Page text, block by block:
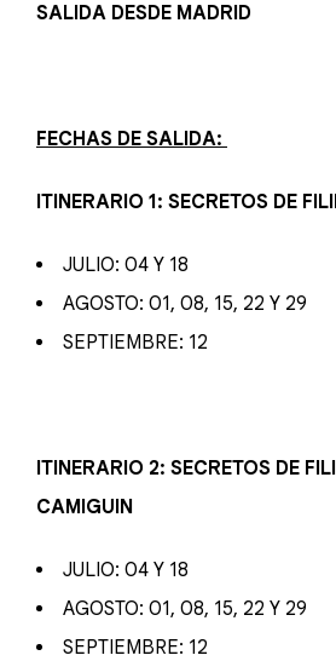
SALIDA DESDE MADRID
FECHAS DE SALIDA:
ITINERARIO 1: SECRETOS DE
JULIO: 04 Y 18
AGOSTO: 01, 08, 15, 22 Y 29
SEPTIEMBRE: 12
ITINERARIO 2: SECRETOS DE
CAMIGUIN
JULIO: 04 Y 18
AGOSTO: 01, 08, 15, 22 Y 29
SEPTIEMBRE: 12